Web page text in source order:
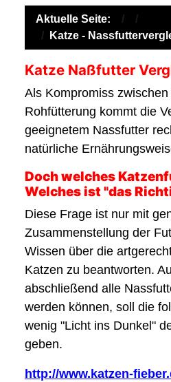
Aktuelle Seite:
Katze -
Katze Naßfutter
Als Kompromiss
Rohfütterung kommt die
geeignetem Nassfutter
natürliche
Doch welches
Welches ist "das
Diese Frage ist nur mit
Zusammenstellung der
Wissen über die
Katzen zu beantworten.
abschließend alle
werden können, soll die
wenig "Licht ins Dunkel"
geben.
http://www.katzen-